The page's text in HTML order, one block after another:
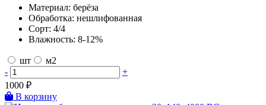
Материал: берёза
Обработка: нешлифованная
Сорт: 4/4
Влажность: 8-12%
шт
м2
-
+
1000 ₽
В корзину